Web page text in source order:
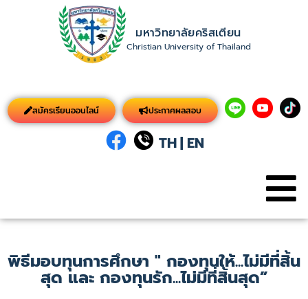
มหาวิทยาลัยคริสเตียน
Christian University of Thailand
สมัครเรียนออนไลน์ ประกาศผลสอบ
TH| EN
พิธีมอบทุนการศึกษา " กองทุนให้...ไม่มีที่สิ้น
สุด และ กองทุนรัก...ไม่มีที่สิ้นสุด”